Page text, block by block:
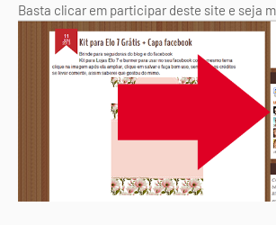
Basta clicar em participar deste site e seja